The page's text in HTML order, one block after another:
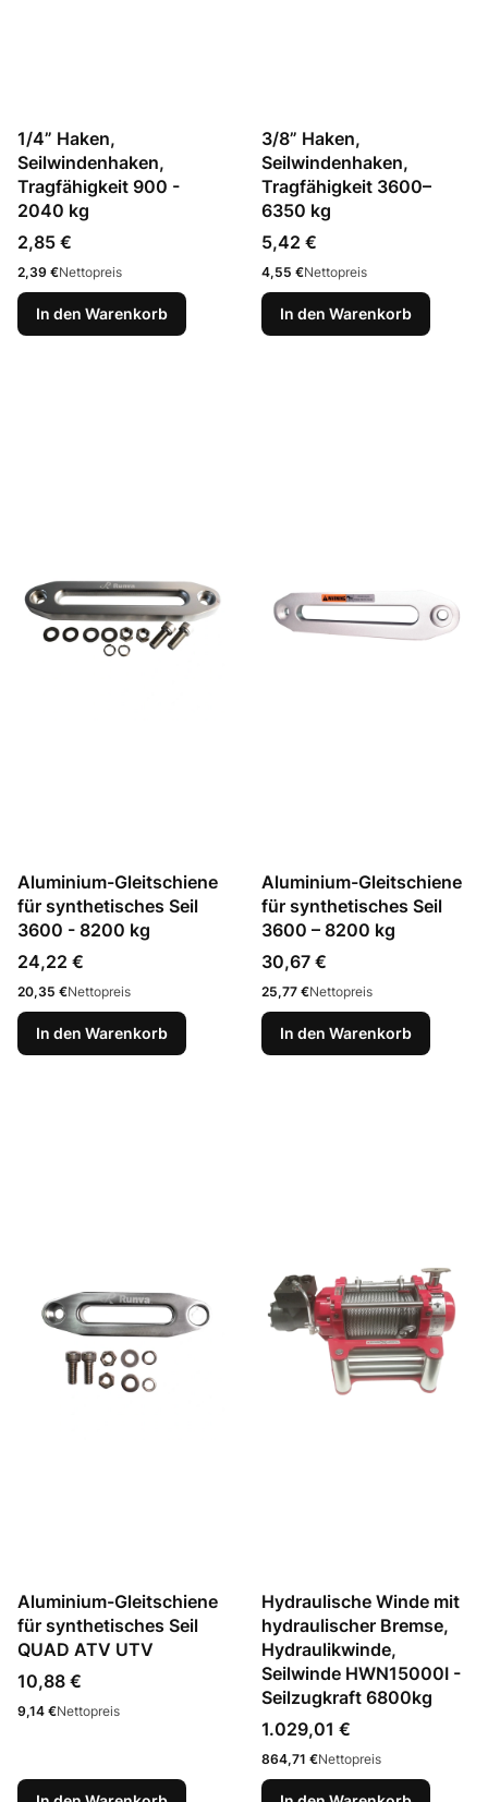
1/4” Haken,
Seilwindenhaken,
Tragfähigkeit 900 -
2040 kg
Preis
2,85 €
Preis
2,39 €Nettopreis
In den Warenkorb
3/8” Haken,
Seilwindenhaken,
Tragfähigkeit 3600–
6350 kg
Preis
5,42 €
Preis
4,55 €Nettopreis
In den Warenkorb
Aluminium-Gleitschiene
für synthetisches Seil
3600 - 8200 kg
Preis
24,22 €
Preis
20,35 €Nettopreis
In den Warenkorb
Aluminium-Gleitschiene
für synthetisches Seil
3600 – 8200 kg
Preis
30,67 €
Preis
25,77 €Nettopreis
In den Warenkorb
Aluminium-Gleitschiene
für synthetisches Seil
QUAD ATV UTV
Preis
10,88 €
Preis
9,14 €Nettopreis
Hydraulische Winde mit
hydraulischer Bremse,
Hydraulikwinde,
Seilwinde HWN15000I -
Seilzugkraft 6800kg
Preis
1.029,01 €
Preis
864,71 €Nettopreis